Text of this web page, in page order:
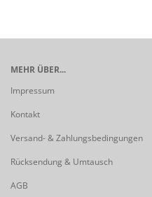
MEHR ÜBER...
Impressum
Kontakt
Versand- & Zahlungsbedingungen
Rücksendung & Umtausch
AGB